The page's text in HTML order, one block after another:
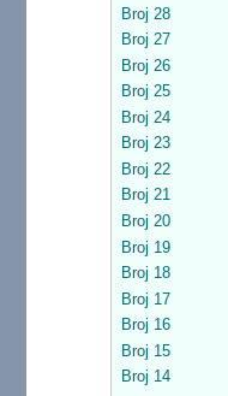
Broj 28
Broj 27
Broj 26
Broj 25
Broj 24
Broj 23
Broj 22
Broj 21
Broj 20
Broj 19
Broj 18
Broj 17
Broj 16
Broj 15
Broj 14